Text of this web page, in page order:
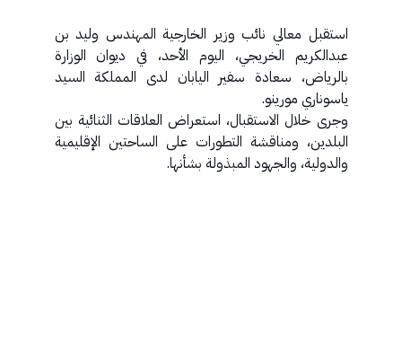
استقبل معالي نائب وزير الخارجية المهندس وليد بن
عبدالكريم الخريجي، اليوم الأحد، في ديوان الوزارة
بالرياض، سعادة سفير اليابان لدى المملكة السيد
ياسوناري مورينو.
وجرى خلال الاستقبال، استعراض العلاقات الثنائية بين
البلدين، ومناقشة التطورات على الساحتين الإقليمية
والدولية، والجهود المبذولة بشأنها.